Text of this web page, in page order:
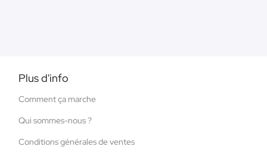
Plus d'info
Comment ça marche
Qui sommes-nous ?
Conditions générales de ventes